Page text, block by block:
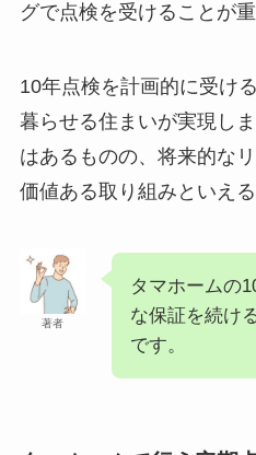
グで点検を受けることが重
10年点検を計画的に受け
暮らせる住まいが実現し
はあるものの、将来的な
価値ある取り組みといえる
著者
タマホームの
な保証を続け
です。